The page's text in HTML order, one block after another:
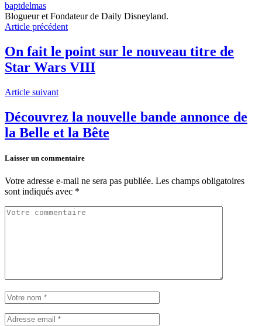
baptdelmas
Blogueur et Fondateur de Daily Disneyland.
Article précédent
On fait le point sur le nouveau titre de
Star Wars VIII
Article suivant
Découvrez la nouvelle bande annonce de
la Belle et la Bête
Laisser un commentaire
Votre adresse e-mail ne sera pas publiée. Les champs obligatoires
sont indiqués avec *